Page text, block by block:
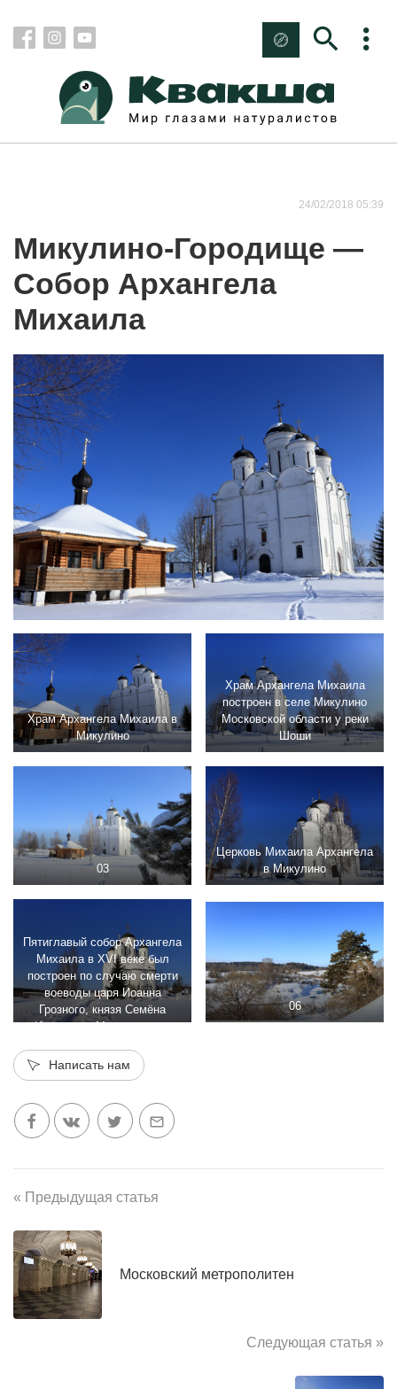
24/02/2018 05:39
Микулино-Городище —
Собор Архангела
Михаила
Храм Архангела Михаила в
Микулино
Храм Архангела Михаила
построен в селе Микулино
Московской области у реки
Шоши
03
Церковь Михаила Архангела
в Микулино
Пятиглавый собор Архангела
Михаила в XVI веке был
построен по случаю смерти
воеводы царя Иоанна
Грозного, князя Семёна
Ивановича Микулинского
06
Написать нам
« Предыдущая статья
Московский метрополитен
Следующая статья »